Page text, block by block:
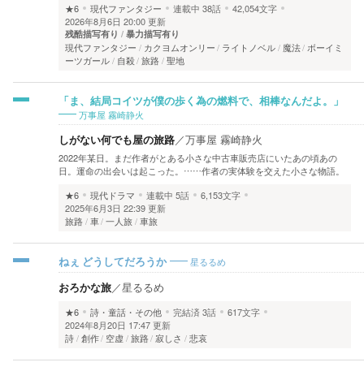
★6
現代ファンタジー 連載中 38話
42,054文字
2026年8月6日 20:00 更新
残酷描写有り 暴力描写有り
現代ファンタジー カクヨムオンリー ライトノベル 魔法 ボーイミ
ーツガール
自殺 旅路 聖地
「ま、結局コイツが僕の歩く為の燃料で、相棒なんだよ。」
万事屋 霧崎静火
しがない何でも屋の旅路／万事屋 霧崎静火
2022年某日。まだ作者がとある小さな中古車販売店にいたあの頃あの
日。運命の出会いは起こった。……作者の実体験を交えた小さな物語。
★6
現代ドラマ 連載中 5話
6,153文字
2025年6月3日 22:39 更新
旅路
車 一人旅 車旅
ねぇ どうしてだろうか 星るるめ
おろかな旅／星るるめ
★6 詩・童話・その他 完結済3話
617文字
2024年8月20日 17:47 更新
詩 創作 空虚 旅路 寂しさ 悲哀